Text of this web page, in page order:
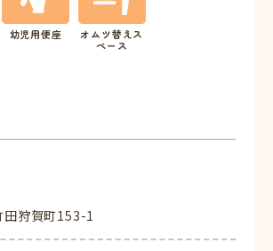
幼児用便座
オムツ替えス
ペース
田狩賀町153-1